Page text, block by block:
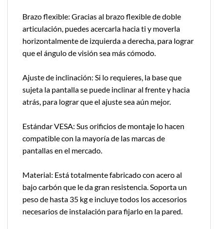
Brazo flexible: Gracias al brazo flexible de doble
articulación, puedes acercarla hacia ti y moverla
horizontalmente de izquierda a derecha, para lograr
que el ángulo de visión sea más cómodo.
Ajuste de inclinación: Si lo requieres, la base que
sujeta la pantalla se puede inclinar al frente y hacia
atrás, para lograr que el ajuste sea aún mejor.
Estándar VESA: Sus orificios de montaje lo hacen
compatible con la mayoría de las marcas de
pantallas en el mercado.
Material: Está totalmente fabricado con acero al
bajo carbón que le da gran resistencia. Soporta un
peso de hasta 35 kg e incluye todos los accesorios
necesarios de instalación para fijarlo en la pared.